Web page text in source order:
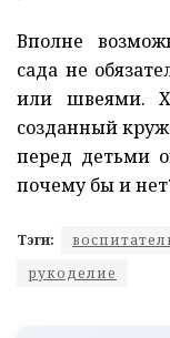
Вполне
сада не
или швеями.
созданный
перед детьми
почему бы и
Тэги:
рукоделие